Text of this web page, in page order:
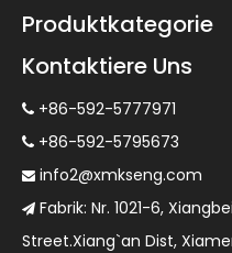
Produktkategorie
Kontaktiere Uns
 +86-592-5777971
 +86-592-5795673
 info2@xmkseng.com
 Fabrik: Nr. 1021-6,
Street.Xiang`an Dist,